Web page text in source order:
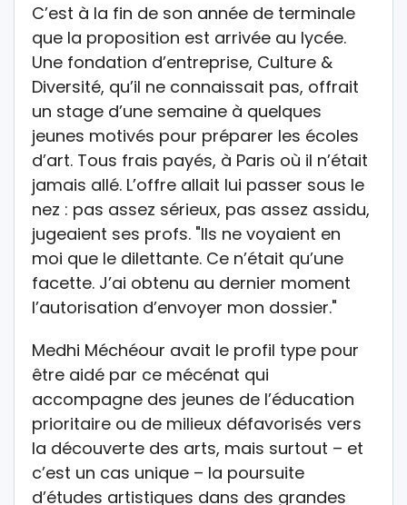
C’est à la fin de son année de terminale
que la proposition est arrivée au lycée.
Une fondation d’entreprise, Culture &
Diversité, qu’il ne connaissait pas, offrait
un stage d’une semaine à quelques
jeunes motivés pour préparer les écoles
d’art. Tous frais payés, à Paris où il n’était
jamais allé. L’offre allait lui passer sous le
nez : pas assez sérieux, pas assez assidu,
jugeaient ses profs. "Ils ne voyaient en
moi que le dilettante. Ce n’était qu’une
facette. J’ai obtenu au dernier moment
l’autorisation d’envoyer mon dossier."
Medhi Méchéour avait le profil type pour
être aidé par ce mécénat qui
accompagne des jeunes de l’éducation
prioritaire ou de milieux défavorisés vers
la découverte des arts, mais surtout – et
c’est un cas unique – la poursuite
d’études artistiques dans des grandes